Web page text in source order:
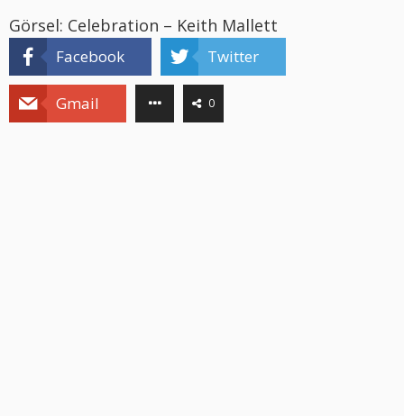
Görsel: Celebration – Keith Mallett
Facebook Twitter
Gmail 0